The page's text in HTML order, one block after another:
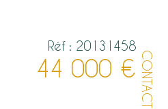
CONTACT
Réf : 20131458
44 000 €